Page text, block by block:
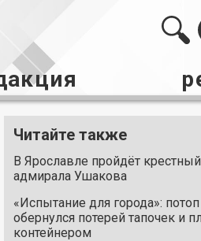
Читайте также
В Ярославле пройдёт
адмирала Ушакова
«Испытание для города»:
обернулся потерей тапочек и
контейнером